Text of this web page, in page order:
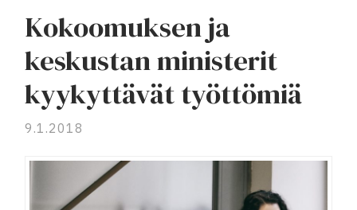
Kokoomuksen ja
keskustan ministerit
kyykyttävät työttömiä
9.1.2018